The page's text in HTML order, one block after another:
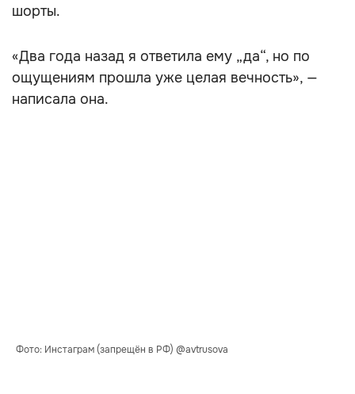
шорты.
«Два года назад я ответила ему „да“, но по
ощущениям прошла уже целая вечность», —
написала она.
Фото: Инстаграм (запрещён в РФ) @avtrusova